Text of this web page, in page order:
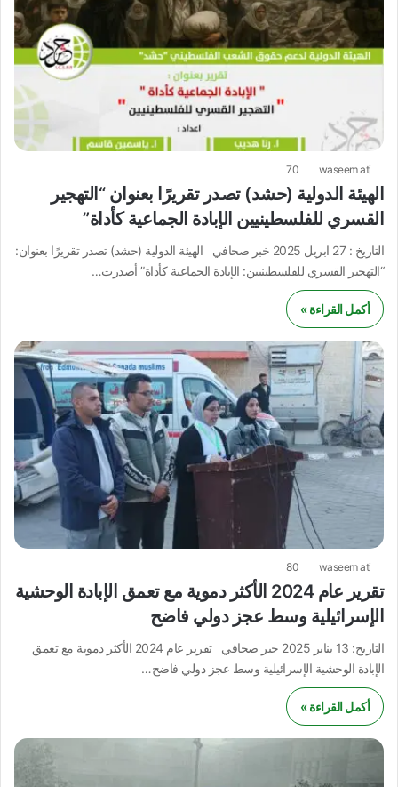
waseem ati
70
الهيئة الدولية (حشد) تصدر تقريرًا بعنوان “التهجير
القسري للفلسطينيين الإبادة الجماعية كأداة”
التاريخ : 27 ابريل 2025 خبر صحافي الهيئة الدولية (حشد) تصدر تقريرًا بعنوان:
“التهجير القسري للفلسطينيين: الإبادة الجماعية كأداة” أصدرت…
أكمل القراءة »
waseem ati
80
تقرير عام 2024 الأكثر دموية مع تعمق الإبادة الوحشية
الإسرائيلية وسط عجز دولي فاضح
التاريخ: 13 يناير 2025 خبر صحافي تقرير عام 2024 الأكثر دموية مع تعمق
الإبادة الوحشية الإسرائيلية وسط عجز دولي فاضح…
أكمل القراءة »